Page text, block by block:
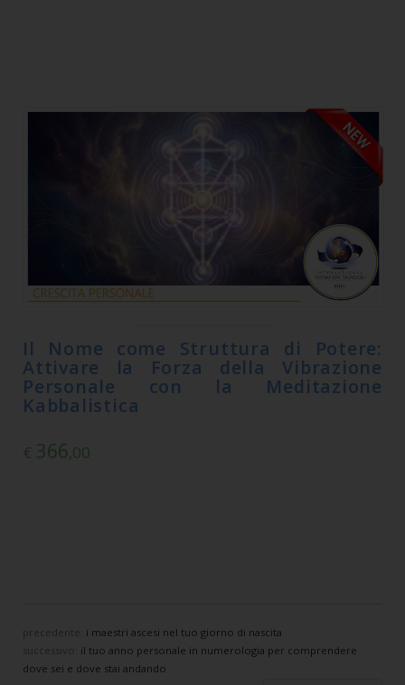
Il Nome come Struttura di Potere:
Attivare la Forza della Vibrazione
Personale con la Meditazione
Kabbalistica
€ 366,00
precedente: i maestri ascesi nel tuo giorno di nascita
il tuo anno personale in numerologia per comprendere
dove sei e dove stai andando